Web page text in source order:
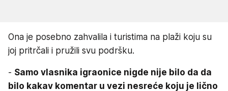
Ona je posebno zahvalila i turistima na plaži koju su
joj pritrčali i pružili svu podršku.
- Samo vlasnika igraonice nigde nije bilo da da
bilo kakav komentar u vezi nesreće koju je lično